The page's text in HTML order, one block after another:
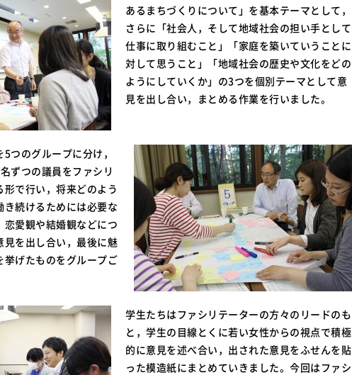
あるまちづくりについて」を基本テーマとして，
さらに「社会人，そして地域社会の担い手として
仕事に取り組むこと」「家庭を築いていうことに
対して思うこと」「地域社会の歴史や文化をどの
ようにしていくか」の3つを個別テーマとして意
見を出し合い，まとめる作業を行いました。
つのグループに分け，
ずつの議員をファシリ
で行い，将来どのよう
続けるためには必要な
愛観や結婚観などにつ
見を出し合い，最後に魅
挙げたものをグループご
学生たちはファシリテーターの方々のリードのも
と，学生の目線とくに若い女性からの視点で積極
的に意見を述べ合い，出された意見をふせんを貼
った模造紙にまとめていきました。今回はファシ